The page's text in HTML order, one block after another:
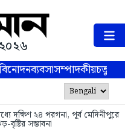
ব্যবসাসম্পাদকীয়
দক্ষিণ ২৪ পরগনা, পূর্ব মেদিনীপুরে
বৃষ্টির সম্ভাবনা